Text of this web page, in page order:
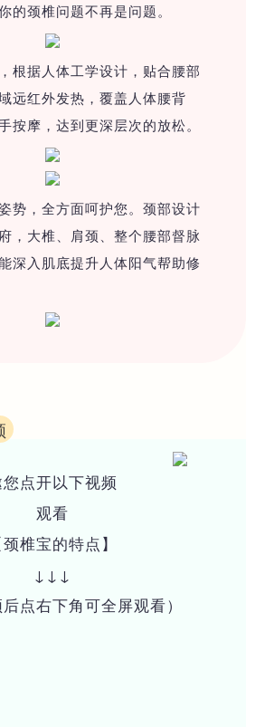
的颈椎问题不再是问题。
根据人体工学设计，贴合腰部
远红外发热，覆盖人体腰背
按摩，达到更深层次的放松。
势，全方面呵护您。颈部设计
，大椎、肩颈、整个腰部督脉
深入肌底提升人体阳气帮助修
点开以下视频
观看
颈椎宝的特点】
↓↓↓
后点右下角可全屏观看）